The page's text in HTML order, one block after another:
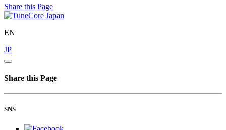
Share this Page
EN
JP
Share this Page
SNS